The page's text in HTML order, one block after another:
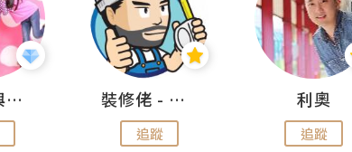
儍媽媽與兩隻小魔怪之家 裝修佬 - 香港一站式網上裝修平台
追蹤
利奧
追蹤